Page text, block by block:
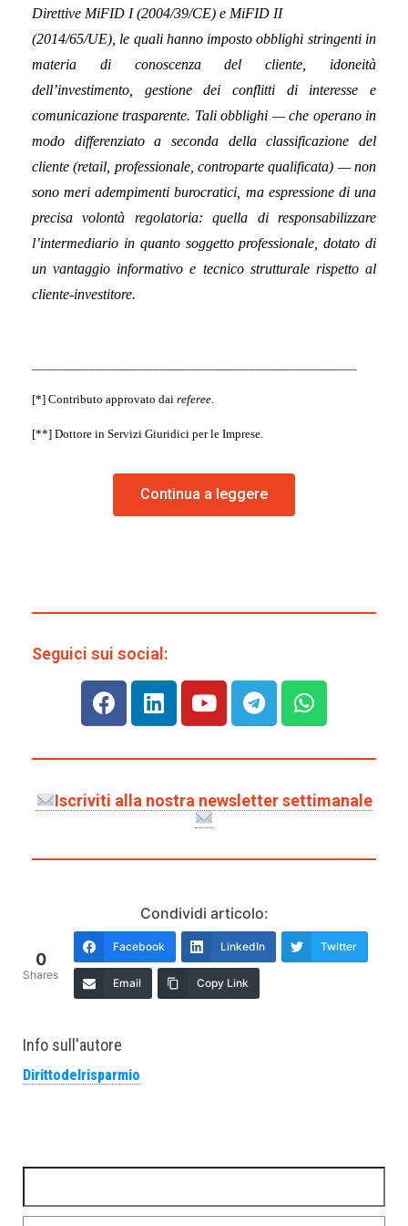
Direttive MiFID I (2004/39/CE) e MiFID II
(2014/65/UE), le quali hanno imposto obblighi stringenti in
materia di conoscenza del cliente, idoneità
dell’investimento, gestione dei conflitti di interesse e
comunicazione trasparente. Taliobblighi — che operano in
modo differenziato a seconda della classificazione del
cliente (retail, professionale, controparte qualificata) — non
sono meri adempimenti burocratici, ma espressione di una
precisa volontà regolatoria: quella di responsabilizzare
l’intermediario in quanto soggettoprofessionale, dotato di
un vantaggio informativo e tecnico strutturale rispetto al
cliente-investitore.
[*] Contributo approvato dai referee.
[**] Dottore in Servizi Giuridici per le Imprese.
Continua a leggere
Seguici sui social:
Iscriviti alla nostra newsletter settimanale
Condividi articolo:
0
Shares
Facebook LinkedIn Twitter
Email Copy Link
Info sull'autore
Dirittodelrisparmio